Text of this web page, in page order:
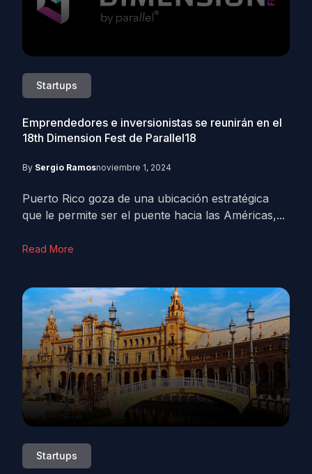
Startups
Emprendedores e inversionistas se reunirán en el
18th Dimension Fest de Parallel18
By Sergio Ramosnoviembre 1, 2024
Puerto Rico goza de una ubicación estratégica
que le permite ser el puente hacia las Américas,...
Read More
Startups